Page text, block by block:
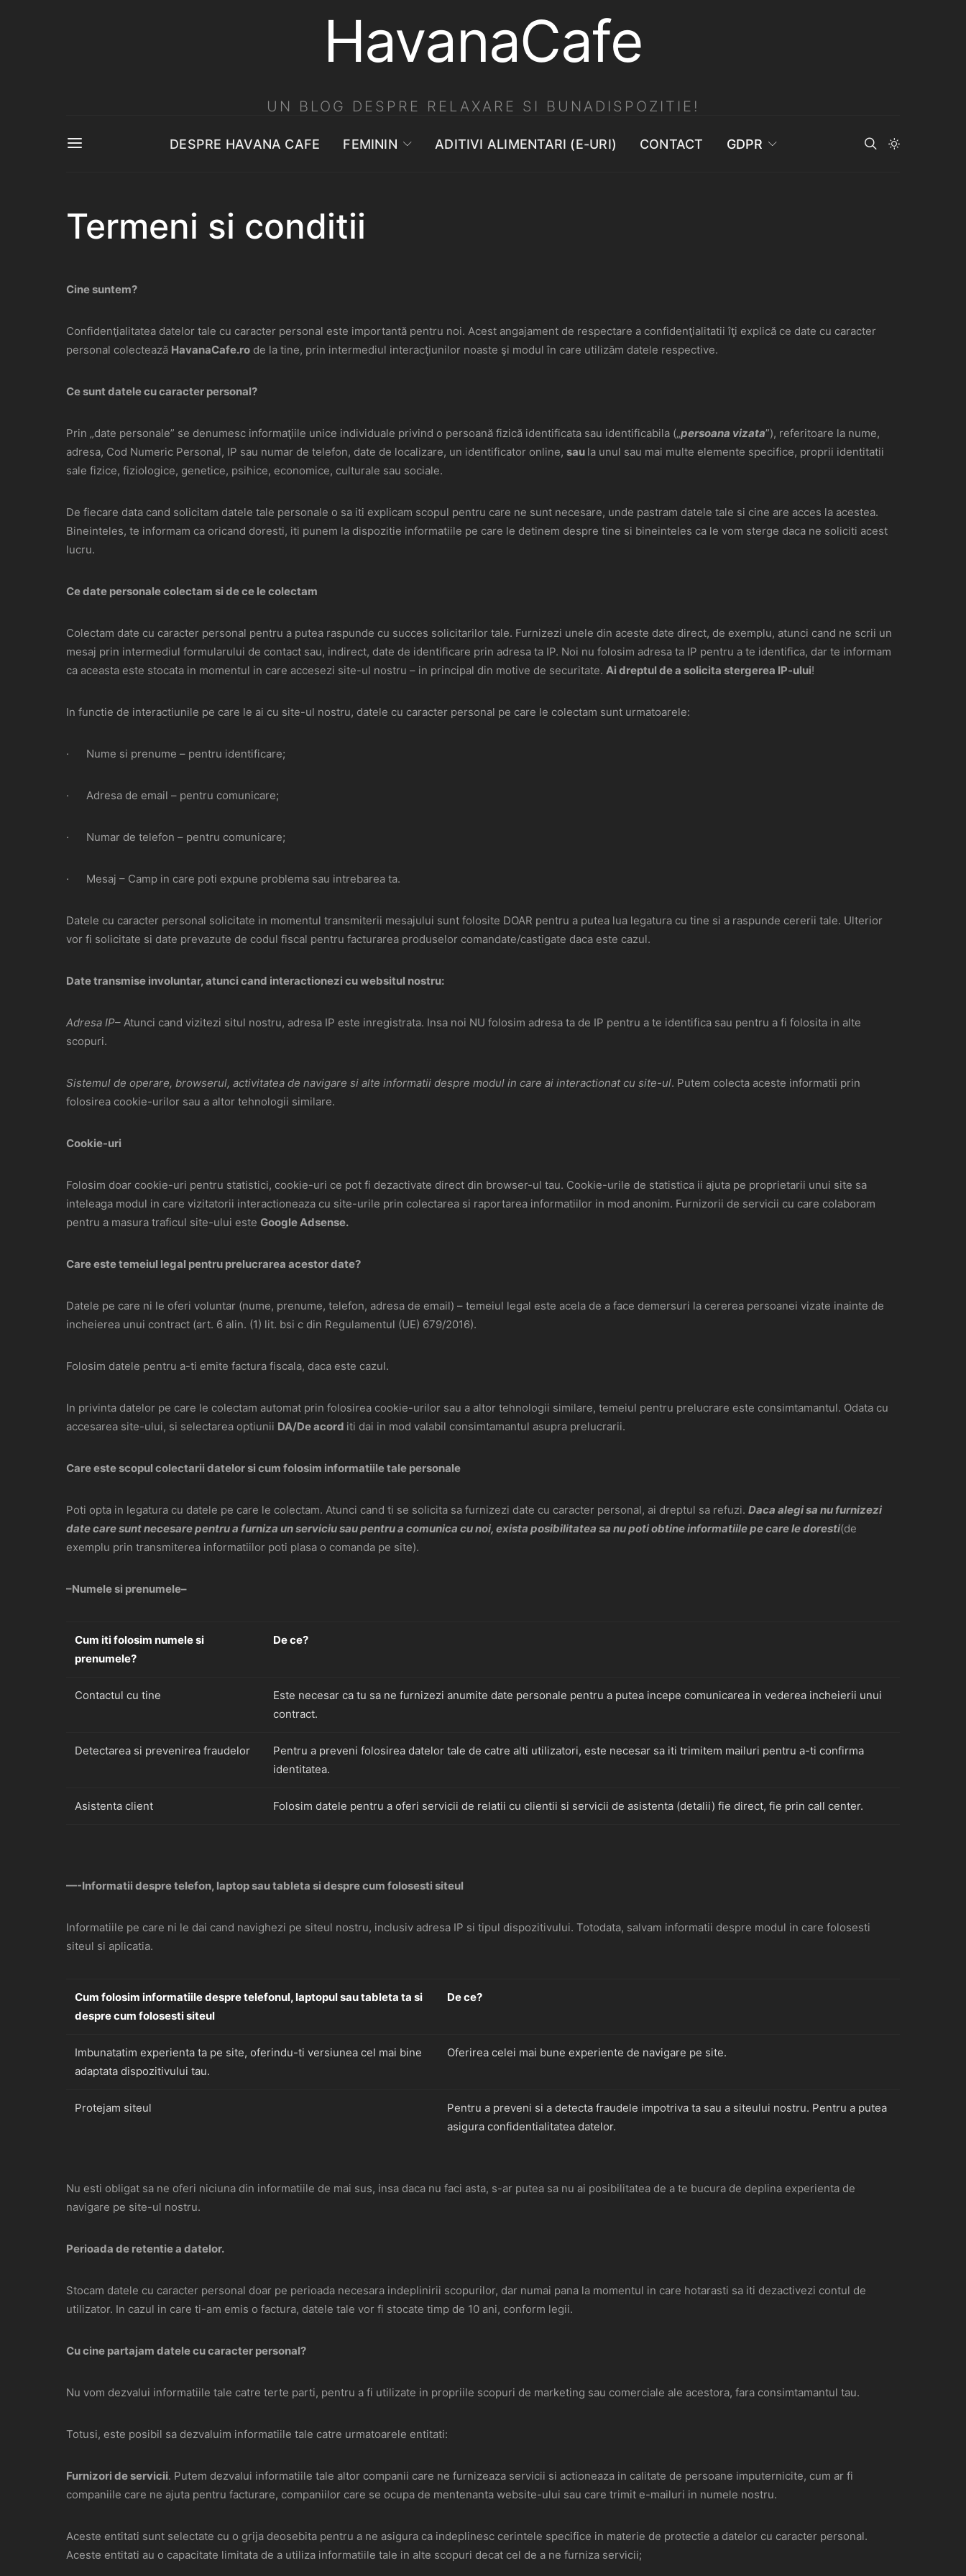
HavanaCafe
UN BLOG DESPRE RELAXARE SI BUNADISPOZITIE!
DESPRE HAVANA CAFE FEMININ ADITIVI ALIMENTARI (E-URI) CONTACT GDPR
Termeni si conditii
Cine suntem?
Confidenţialitatea datelor tale cu caracter personal este importantă pentru noi. Acest angajament de respectare a confidenţialitatii îţi explică ce date cu caracter
personal colectează HavanaCafe.ro de la tine, prin intermediul interacţiunilor noaste şi modul în care utilizăm datele respective.
Ce sunt datele cu caracter personal?
Prin „date personale” se denumesc informaţiile unice individuale privind o persoană fizică identificata sau identificabila („persoana vizata”), referitoare la nume,
adresa, Cod Numeric Personal, IP sau numar de telefon, date de localizare, un identificator online, sau la unul sau mai multe elemente specifice, proprii identitatii
sale fizice, fiziologice, genetice, psihice, economice, culturale sau sociale.
De fiecare data cand solicitam datele tale personale o sa iti explicam scopul pentru care ne sunt necesare, unde pastram datele tale si cine are acces la acestea.
Bineinteles, te informam ca oricand doresti, iti punem la dispozitie informatiile pe care le detinem despre tine si bineinteles ca le vom sterge daca ne soliciti acest
lucru.
Ce date personale colectam si de ce le colectam
Colectam date cu caracter personal pentru a putea raspunde cu succes solicitarilor tale. Furnizezi unele din aceste date direct, de exemplu, atunci cand ne scrii un
mesaj prin intermediul formularului de contact sau, indirect, date de identificare prin adresa ta IP. Noi nu folosim adresa ta IP pentru a te identifica, dar te informam
ca aceasta este stocata in momentul in care accesezi site-ul nostru – in principal din motive de securitate. Ai dreptul de a solicita stergerea IP-ului!
In functie de interactiunile pe care le ai cu site-ul nostru, datele cu caracter personal pe care le colectam sunt urmatoarele:
· Nume si prenume – pentru identificare;
· Adresa de email – pentru comunicare;
· Numar de telefon – pentru comunicare;
· Mesaj – Camp in care poti expune problema sau intrebarea ta.
Datele cu caracter personal solicitate in momentul transmiterii mesajului sunt folosite DOAR pentru a putea lua legatura cu tine si a raspunde cererii tale. Ulterior
vor fi solicitate si date prevazute de codul fiscal pentru facturarea produselor comandate/castigate daca este cazul.
Date transmise involuntar, atunci cand interactionezi cu websitul nostru:
Adresa IP– Atunci cand vizitezi situl nostru, adresa IP este inregistrata. Insa noi NU folosim adresa ta de IP pentru a te identifica sau pentru a fi folosita in alte
scopuri.
Sistemul de operare, browserul, activitatea de navigare si alte informatii despre modul in care ai interactionat cu site-ul. Putem colecta aceste informatii prin
folosirea cookie-urilor sau a altor tehnologii similare.
Cookie-uri
Folosim doar cookie-uri pentru statistici, cookie-uri ce pot fi dezactivate direct din browser-ul tau. Cookie-urile de statistica ii ajuta pe proprietarii unui site sa
inteleaga modul in care vizitatorii interactioneaza cu site-urile prin colectarea si raportarea informatiilor in mod anonim. Furnizorii de servicii cu care colaboram
pentru a masura traficul site-ului este Google Adsense.
Care este temeiul legal pentru prelucrarea acestor date?
Datele pe care ni le oferi voluntar (nume, prenume, telefon, adresa de email) – temeiul legal este acela de a face demersuri la cererea persoanei vizate inainte de
incheierea unui contract (art. 6 alin. (1) lit. bsi c din Regulamentul (UE) 679/2016).
Folosim datele pentru a-ti emite factura fiscala, daca este cazul.
In privinta datelor pe care le colectam automat prin folosirea cookie-urilor sau a altor tehnologii similare, temeiul pentru prelucrare este consimtamantul. Odata cu
accesarea site-ului, si selectarea optiunii DA/De acord iti dai in mod valabil consimtamantul asupra prelucrarii.
Care este scopul colectarii datelor si cum folosim informatiile tale personale
Poti opta in legatura cu datele pe care le colectam. Atunci cand ti se solicita sa furnizezi date cu caracter personal, ai dreptul sa refuzi. Daca alegi sa nu furnizezi
date care sunt necesare pentru a furniza un serviciu sau pentru a comunica cu noi, exista posibilitatea sa nu poti obtine informatiile pe care le doresti(de
exemplu prin transmiterea informatiilor poti plasa o comanda pe site).
–Numele si prenumele–
Cum iti folosim numele si
prenumele?
De ce?
Contactul cu tine
Este necesar ca tu sa ne furnizezi anumite date personale pentru a putea incepe comunicarea in vederea incheierii unui
contract.
Detectarea si prevenirea fraudelor
Pentru a preveni folosirea datelor tale de catre alti utilizatori, este necesar sa iti trimitem mailuri pentru a-ti confirma
identitatea.
Asistenta client Folosim datele pentru a oferi servicii de relatii cu clientii si servicii de asistenta (detalii) fie direct, fie prin call center.
—-Informatii despre telefon, laptop sau tableta si despre cum folosesti siteul
Informatiile pe care ni le dai cand navighezi pe siteul nostru, inclusiv adresa IP si tipul dispozitivului. Totodata, salvam informatii despre modul in care folosesti
siteul si aplicatia.
Cum folosim informatiile despre telefonul, laptopul sau tableta ta si
despre cum folosesti siteul
De ce?
Imbunatatim experienta ta pe site, oferindu-ti versiunea cel mai bine
adaptata dispozitivului tau.
Oferirea celei mai bune experiente de navigare pe site.
Protejam siteul
Pentru a preveni si a detecta fraudele impotriva ta sau a siteului nostru. Pentru a putea
asigura confidentialitatea datelor.
Nu esti obligat sa ne oferi niciuna din informatiile de mai sus, insa daca nu faci asta, s-ar putea sa nu ai posibilitatea de a te bucura de deplina experienta de
navigare pe site-ul nostru.
Perioada de retentie a datelor.
Stocam datele cu caracter personal doar pe perioada necesara indeplinirii scopurilor, dar numai pana la momentul in care hotarasti sa iti dezactivezi contul de
utilizator. In cazul in care ti-am emis o factura, datele tale vor fi stocate timp de 10 ani, conform legii.
Cu cine partajam datele cu caracter personal?
Nu vom dezvalui informatiile tale catre terte parti, pentru a fi utilizate in propriile scopuri de marketing sau comerciale ale acestora, fara consimtamantul tau.
Totusi, este posibil sa dezvaluim informatiile tale catre urmatoarele entitati:
Furnizori de servicii. Putem dezvalui informatiile tale altor companii care ne furnizeaza servicii si actioneaza in calitate de persoane imputernicite, cum ar fi
companiile care ne ajuta pentru facturare, companiilor care se ocupa de mentenanta website-ului sau care trimit e-mailuri in numele nostru.
Aceste entitati sunt selectate cu o grija deosebita pentru a ne asigura ca indeplinesc cerintele specifice in materie de protectie a datelor cu caracter personal.
Aceste entitati au o capacitate limitata de a utiliza informatiile tale in alte scopuri decat cel de a ne furniza servicii;